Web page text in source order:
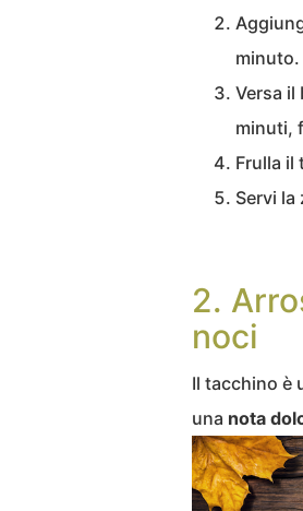
minuto.
Versa il
minuti,
Frulla il
Servi
2.
noci
Il tacchino è
una nota